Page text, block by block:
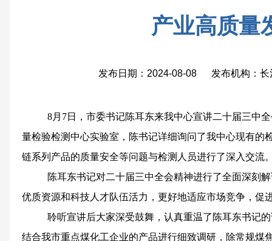
产业高质量
发布日期：2024-08-08 发布机构：长
8月7日，市委书记陈耳东来我中心宣讲二十届三中
量检验检测中心实验室，陈书记详细询问了我中心现有的
链系列产品的质量安全等问题与检测人员进行了深入交流
陈耳东书记对二十届三中全会精神进行了全面深刻
优质资源和科技人才队伍活力，更好地适应市场竞争，促
聆听宣讲后大家深受鼓舞，认真重温了陈耳东书记
结合我市重点煤化工企业的产品进行细致调研，除常规煤